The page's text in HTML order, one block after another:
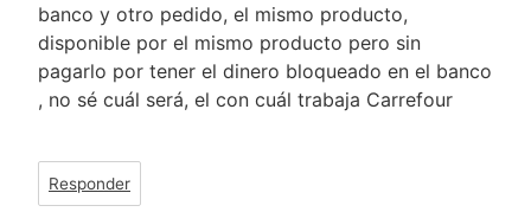
banco y otro pedido, el mismo producto,
disponible por el mismo producto pero sin
pagarlo por tener el dinero bloqueado en el banco
, no sé cuál será, el con cuál trabaja Carrefour
Responder